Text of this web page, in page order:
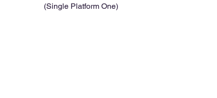
(Single Platform One)